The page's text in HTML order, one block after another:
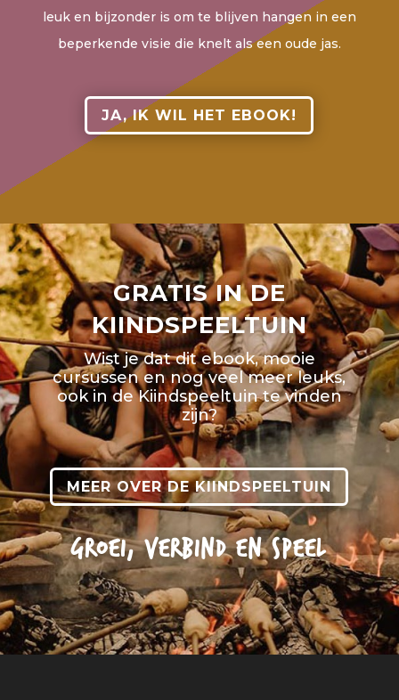
leuk en bijzonder is om te blijven hangen in een
beperkende visie die knelt als een oude jas.
JA, IK WIL HET EBOOK!
GRATIS IN DE
KIINDSPEELTUIN
Wist je dat dit ebook, mooie
cursussen en nog veel meer leuks,
ook in de Kiindspeeltuin te vinden
zijn?
MEER OVER DE KIINDSPEELTUIN
GROEI, VERBIND EN SPEEL